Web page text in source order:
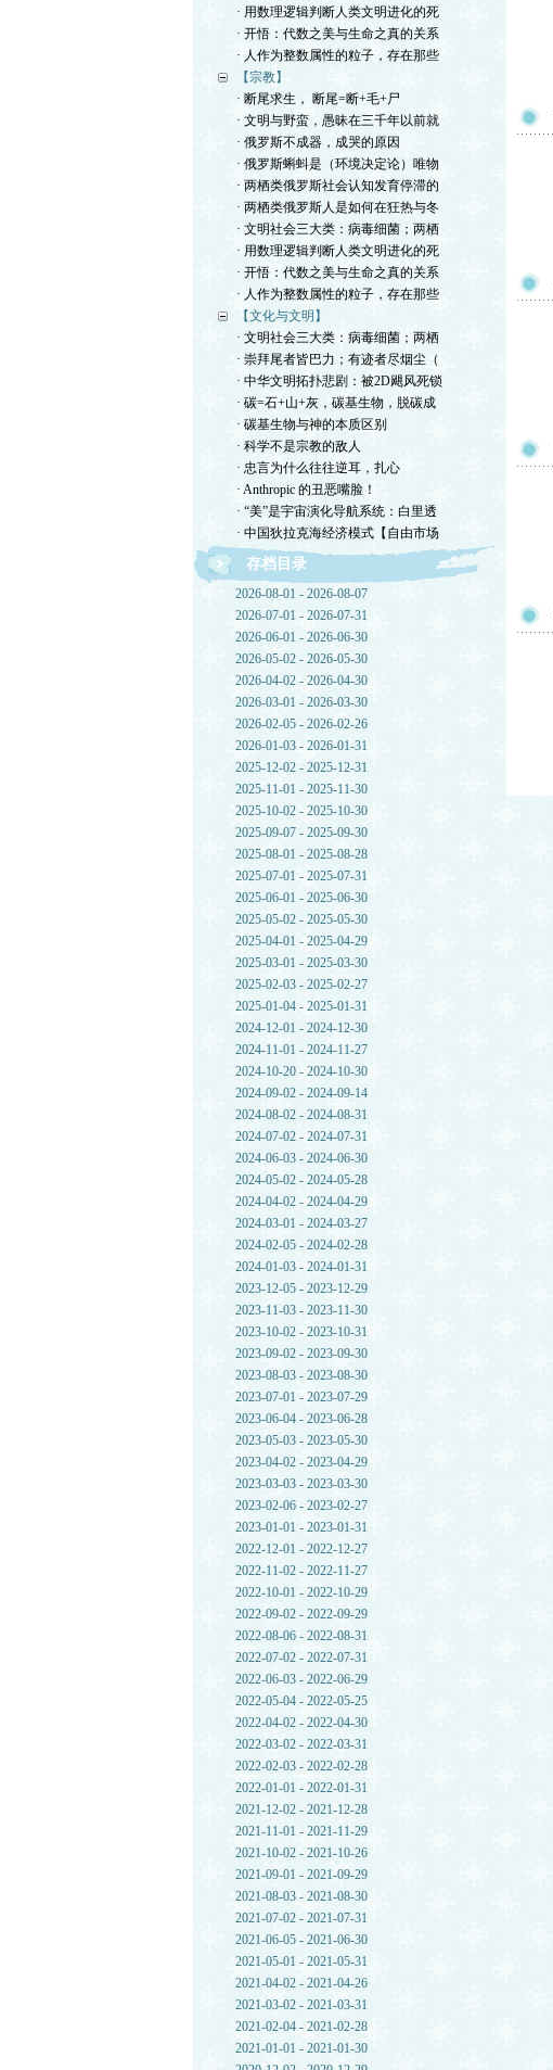
· 用数理逻辑判断人类文明进化的死
· 开悟：代数之美与生命之真的关系
· 人作为整数属性的粒子，存在那些
【宗教】
· 断尾求生， 断尾=断+毛+尸
· 文明与野蛮，愚昧在三千年以前就
· 俄罗斯不成器，成哭的原因
· 俄罗斯蝌蚪是（环境决定论）唯物
· 两栖类俄罗斯社会认知发育停滞的
· 两栖类俄罗斯人是如何在狂热与冬
· 文明社会三大类：病毒细菌；两栖
· 用数理逻辑判断人类文明进化的死
· 开悟：代数之美与生命之真的关系
· 人作为整数属性的粒子，存在那些
【文化与文明】
· 文明社会三大类：病毒细菌；两栖
· 崇拜尾者皆巴力；有迹者尽烟尘（
· 中华文明拓扑悲剧：被2D飓风死锁
· 碳=石+山+灰，碳基生物，脱碳成
· 碳基生物与神的本质区别
· 科学不是宗教的敌人
· 忠言为什么往往逆耳，扎心
· Anthropic 的丑恶嘴脸！
· “美”是宇宙演化导航系统：白里透
· 中国狄拉克海经济模式【自由市场
存档目录
2026-08-01 - 2026-08-07
2026-07-01 - 2026-07-31
2026-06-01 - 2026-06-30
2026-05-02 - 2026-05-30
2026-04-02 - 2026-04-30
2026-03-01 - 2026-03-30
2026-02-05 - 2026-02-26
2026-01-03 - 2026-01-31
2025-12-02 - 2025-12-31
2025-11-01 - 2025-11-30
2025-10-02 - 2025-10-30
2025-09-07 - 2025-09-30
2025-08-01 - 2025-08-28
2025-07-01 - 2025-07-31
2025-06-01 - 2025-06-30
2025-05-02 - 2025-05-30
2025-04-01 - 2025-04-29
2025-03-01 - 2025-03-30
2025-02-03 - 2025-02-27
2025-01-04 - 2025-01-31
2024-12-01 - 2024-12-30
2024-11-01 - 2024-11-27
2024-10-20 - 2024-10-30
2024-09-02 - 2024-09-14
2024-08-02 - 2024-08-31
2024-07-02 - 2024-07-31
2024-06-03 - 2024-06-30
2024-05-02 - 2024-05-28
2024-04-02 - 2024-04-29
2024-03-01 - 2024-03-27
2024-02-05 - 2024-02-28
2024-01-03 - 2024-01-31
2023-12-05 - 2023-12-29
2023-11-03 - 2023-11-30
2023-10-02 - 2023-10-31
2023-09-02 - 2023-09-30
2023-08-03 - 2023-08-30
2023-07-01 - 2023-07-29
2023-06-04 - 2023-06-28
2023-05-03 - 2023-05-30
2023-04-02 - 2023-04-29
2023-03-03 - 2023-03-30
2023-02-06 - 2023-02-27
2023-01-01 - 2023-01-31
2022-12-01 - 2022-12-27
2022-11-02 - 2022-11-27
2022-10-01 - 2022-10-29
2022-09-02 - 2022-09-29
2022-08-06 - 2022-08-31
2022-07-02 - 2022-07-31
2022-06-03 - 2022-06-29
2022-05-04 - 2022-05-25
2022-04-02 - 2022-04-30
2022-03-02 - 2022-03-31
2022-02-03 - 2022-02-28
2022-01-01 - 2022-01-31
2021-12-02 - 2021-12-28
2021-11-01 - 2021-11-29
2021-10-02 - 2021-10-26
2021-09-01 - 2021-09-29
2021-08-03 - 2021-08-30
2021-07-02 - 2021-07-31
2021-06-05 - 2021-06-30
2021-05-01 - 2021-05-31
2021-04-02 - 2021-04-26
2021-03-02 - 2021-03-31
2021-02-04 - 2021-02-28
2021-01-01 - 2021-01-30